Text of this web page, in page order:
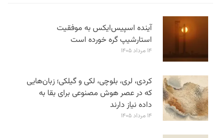
آینده اسپیس‌ایکس به موفقیت
استارشیپ گره خورده است
۱۴ مرداد ۱۴۰۵
کردی، لری، بلوچی، لکی و گیلکی؛ زبان‌هایی
که در عصر هوش مصنوعی برای بقا به
داده نیاز دارند
۱۴ مرداد ۱۴۰۵